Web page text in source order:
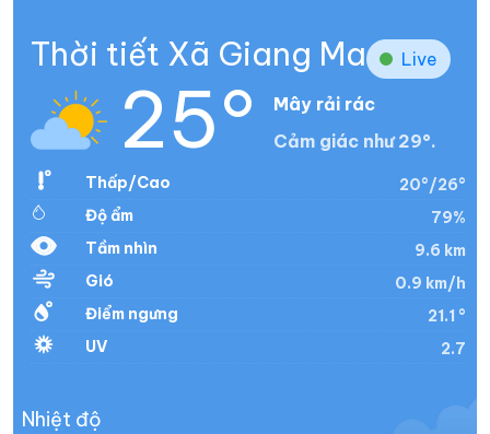
Thời tiết Xã Giang Ma Live
25°
Mây rải rác
Cảm giác như 29°.
Thấp/Cao
20°/26°
Độ ẩm
79%
Tầm nhìn
9.6 km
Gió
0.9 km/h
Điểm ngưng
21.1 °
UV
2.7
Nhiệt độ